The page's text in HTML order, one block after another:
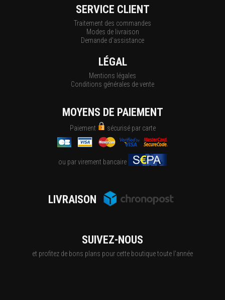
SERVICE CLIENT
Traitement des commandes
Modes de livraison
Demande d'assistance
LÉGAL
Mentions légales
Conditions générales de vente
MOYENS DE PAIEMENT
Paiement sécurisé par carte
ou par virement bancaire
LIVRAISON
SUIVEZ-NOUS
et profitez de bons plans pour cette boutique toute l'année